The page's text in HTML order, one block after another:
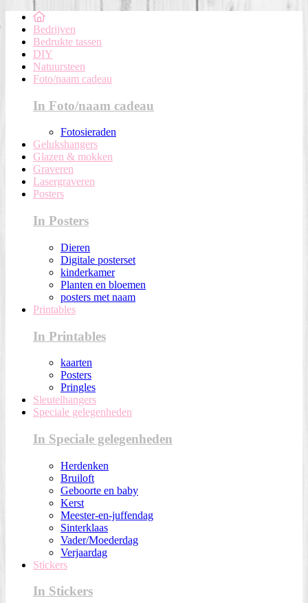
Bedrijven
Bedrukte tassen
DIY
Natuursteen
Foto/naam cadeau
In Foto/naam cadeau
Fotosieraden
Gelukshangers
Glazen & mokken
Graveren
Lasergraveren
Posters
In Posters
Dieren
Digitale posterset
kinderkamer
Planten en bloemen
posters met naam
Printables
In Printables
kaarten
Posters
Pringles
Sleutelhangers
Speciale gelegenheden
In Speciale gelegenheden
Herdenken
Bruiloft
Geboorte en baby
Kerst
Meester-en-juffendag
Sinterklaas
Vader/Moederdag
Verjaardag
Stickers
In Stickers